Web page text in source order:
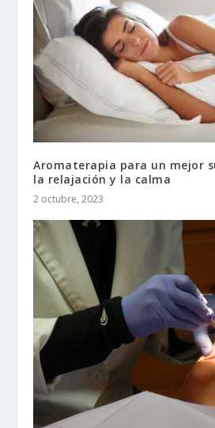
Aromaterapia para un mejor
la relajación y la calma
2 octubre, 2023